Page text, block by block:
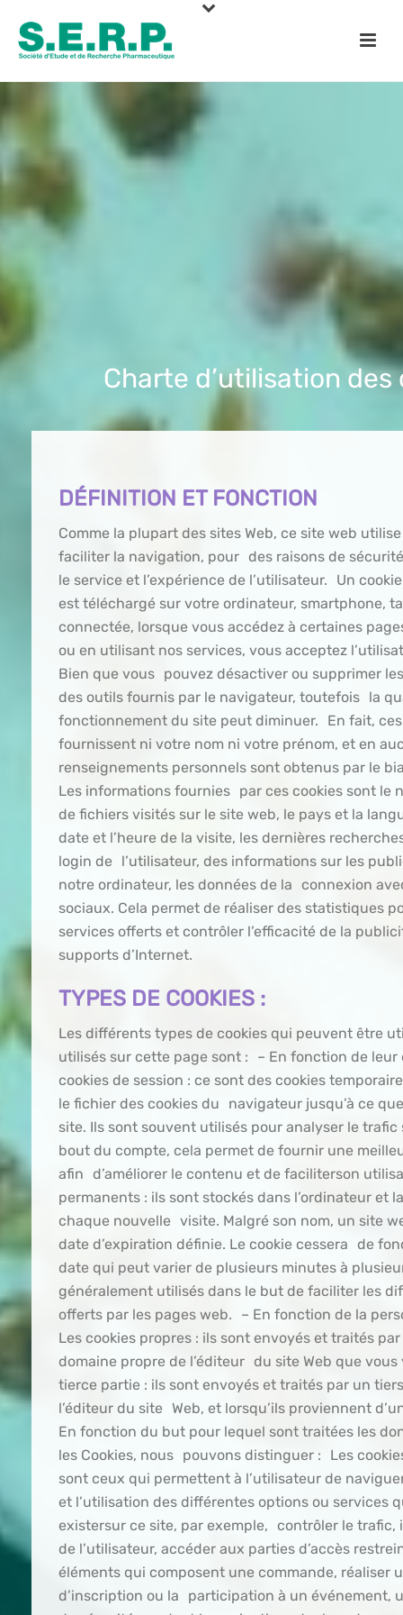
Charte d’utilisation des
DÉFINITION ET FONCTION
Comme la plupart des sites Web, ce site web
faciliter la navigation, pour des raisons de
le service et l’expérience de l’utilisateur. Un
est téléchargé sur votre ordinateur, smartphone,
connectée, lorsque vous accédez à certaines
ou en utilisant nos services, vous acceptez
Bien que vous pouvez désactiver ou supprimer
des outils fournis par le navigateur, toutefois la
fonctionnement du site peut diminuer. En fait, ces
fournissent ni votre nom ni votre prénom, et en
renseignements personnels sont obtenus par le
Les informations fournies par ces cookies sont le
de fichiers visités sur le site web, le pays et la
date et l’heure de la visite, les dernières
login de l’utilisateur, des informations sur les
notre ordinateur, les données de la connexion
sociaux. Cela permet de réaliser des statistiques
services offerts et contrôler l’efficacité de la
supports d’Internet.
TYPES DE COOKIES :
Les différents types de cookies qui peuvent être
utilisés sur cette page sont : – En fonction de
cookies de session : ce sont des cookies
le fichier des cookies du navigateur jusqu’à ce
site. Ils sont souvent utilisés pour analyser le
bout du compte, cela permet de fournir une
afin d’améliorer le contenu et de faciliterson
permanents : ils sont stockés dans l’ordinateur et
chaque nouvelle visite. Malgré son nom, un site
date d’expiration définie. Le cookie cessera de
date qui peut varier de plusieurs minutes à
généralement utilisés dans le but de faciliter les
offerts par les pages web. – En fonction de la
Les cookies propres : ils sont envoyés et traités
domaine propre de l’éditeur du site Web que
tierce partie : ils sont envoyés et traités par un
l’éditeur du site Web, et lorsqu’ils proviennent
En fonction du but pour lequel sont traitées les
les Cookies, nous pouvons distinguer : Les
sont ceux qui permettent à l’utilisateur de
et l’utilisation des différentes options ou services
existersur ce site, par exemple, contrôler le trafic,
de l’utilisateur, accéder aux parties d’accès
éléments qui composent une commande, réaliser
d’inscription ou la participation à un événement,